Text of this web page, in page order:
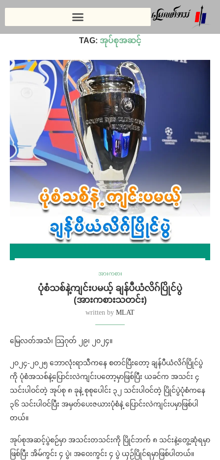
TAG: အုပ်စုအဆင့်
အားကစား
ပုံစံသစ်နဲ့ကျင်းပမယ့် ချန်ပီယံလိဂ်ပြိုင်ပွဲ
(အားကစားသတင်း)
written by MLAT
မြေလတ်အသံ၊ သြဂုတ် ၂၉၊ ၂၀၂၄။
၂၀၂၄-၂၀၂၅ ဘောလုံးရာသီကနေ စတင်ပြီးတော့ ချန်ပီယံလိဂ်ပြိုင်ပွဲ
ကို ပုံစံအသစ်နဲ့ပြောင်းလဲကျင်းပတော့မှာဖြစ်ပြီး ယခင်က အသင်း ၄
သင်းပါဝင်တဲ့ အုပ်စု ၈ ခုနဲ့ စုစုပေါင်း ၃၂ သင်းပါဝင်တဲ့ ပြိုင်ပွဲပုံစံကနေ
၃၆ သင်းပါဝင်ပြီး အမှတ်ပေးဇယားပုံစံနဲ့ ပြောင်းလဲကျင်းပမှာဖြစ်ပါ
တယ်။
အုပ်စုအဆင့်ပွဲစဉ်မှာ အသင်းတသင်းကို ပြိုင်ဘက် ၈ သင်းနဲ့တွေ့ဆုံရမှာ
ဖြစ်ပြီး အိမ်ကွင်း ၄ ပွဲ၊ အဝေးကွင်း ၄ ပွဲ ယှဉ်ပြိုင်ရမှာဖြစ်ပါတယ်။